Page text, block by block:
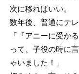
次に移ればいい。
数年後、普通にテ
「『アニーに受か
って、子役の時に
ゃいました！」